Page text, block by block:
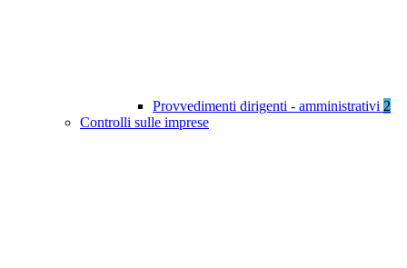
Provvedimenti dirigenti - amministrativi 2
Controlli sulle imprese